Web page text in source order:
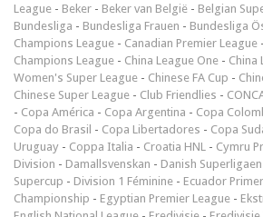
League - Beker - Beker van België - Belgian
Bundesliga - Bundesliga Frauen - Bundesliga
Champions League - Canadian Premier League -
Champions League - China League One - China
Women's Super League - Chinese FA Cup -
Chinese Super League - Club Friendlies -
- Copa América - Copa Argentina - Copa
Copa do Brasil - Copa Libertadores - Copa
Uruguay - Coppa Italia - Croatia HNL - Cymru
Division - Damallsvenskan - Danish Superligaen
Supercup - Division 1 Féminine - Ecuador
Championship - Egyptian Premier League -